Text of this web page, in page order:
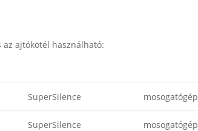
az ajtókötél használható:
SuperSilence mosogatógép
SuperSilence mosogatógép